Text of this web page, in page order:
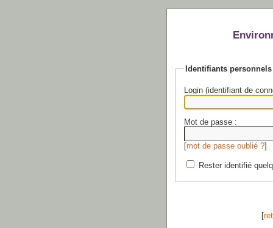
Identifiants personnels
Login (identifiant de
Mot de passe :
[mot de passe oublié ?]
Rester identifié
[